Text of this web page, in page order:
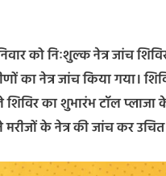
को निःशुल्क नेत्र जांच
नेत्र जांच किया गया।
का शुभारंभ टॉल
के नेत्र की जांच कर